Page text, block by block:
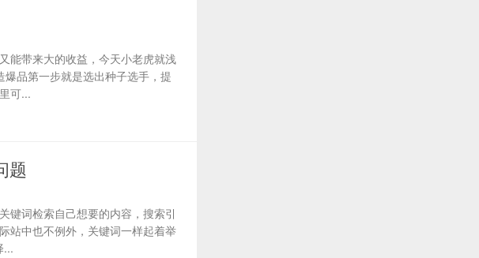
能带来大的收益，今天小老虎就浅
品第一步就是选出种子选手，提
可...
题
键词检索自己想要的内容，搜索引
站中也不例外，关键词一样起着举
...